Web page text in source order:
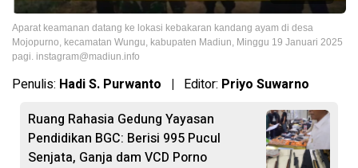
Aparat keamanan datang ke lokasi kebakaran kandang ayam di desa
Mojopurno, kecamatan Wungu, kabupaten Madiun, Minggu 19 Januari 2025
pagi. instagram@madiun.info
Penulis: Hadi S. Purwanto | Editor: Priyo Suwarno
Ruang Rahasia Gedung Yayasan
Pendidikan BGC: Berisi 995 Pucul
Senjata, Ganja dam VCD Porno